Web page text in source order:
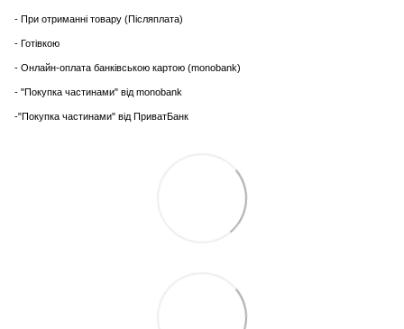
- При отриманні товару (Післяплата)
- Готівкою
- Онлайн-оплата банківською картою (monobank)
- "Покупка частинами" від monobank
-"Покупка частинами" від ПриватБанк